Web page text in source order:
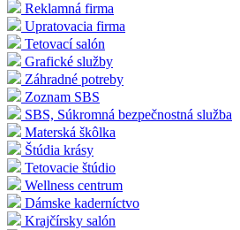
Reklamná firma
Upratovacia firma
Tetovací salón
Grafické služby
Záhradné potreby
Zoznam SBS
SBS, Súkromná bezpečnostná služba
Materská škôlka
Štúdia krásy
Tetovacie štúdio
Wellness centrum
Dámske kaderníctvo
Krajčírsky salón